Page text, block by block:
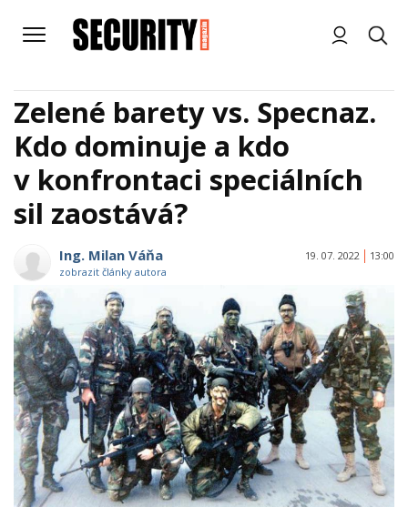
Zelené barety vs. Specnaz.
Kdo dominuje a kdo
v konfrontaci speciálních
sil zaostává?
Ing. Milan Váňa
zobrazit články autora
19. 07. 2022 13:00